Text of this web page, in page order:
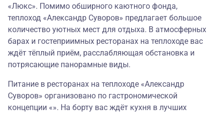
«Люкс». Помимо обширного каютного фонда,
теплоход «Александр Суворов» предлагает большое
количество уютных мест для отдыха. В атмосферных
барах и гостеприимных ресторанах на теплоходе вас
ждёт тёплый приём, расслабляющая обстановка и
потрясающие панорамные виды.
Питание в ресторанах на теплоходе «Александр
Суворов» организовано по гастрономической
концепции «». На борту вас ждёт кухня в лучших